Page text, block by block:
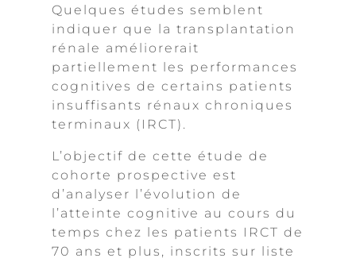
Quelques études semblent
indiquer que la transplantation
rénale améliorerait
partiellement les performances
cognitives de certains patients
insuffisants rénaux chroniques
terminaux (IRCT).
L’objectif de cette étude de
cohorte prospective est
d’analyser l’évolution de
l’atteinte cognitive au cours du
temps chez les patients IRCT de
70 ans et plus, inscrits sur liste